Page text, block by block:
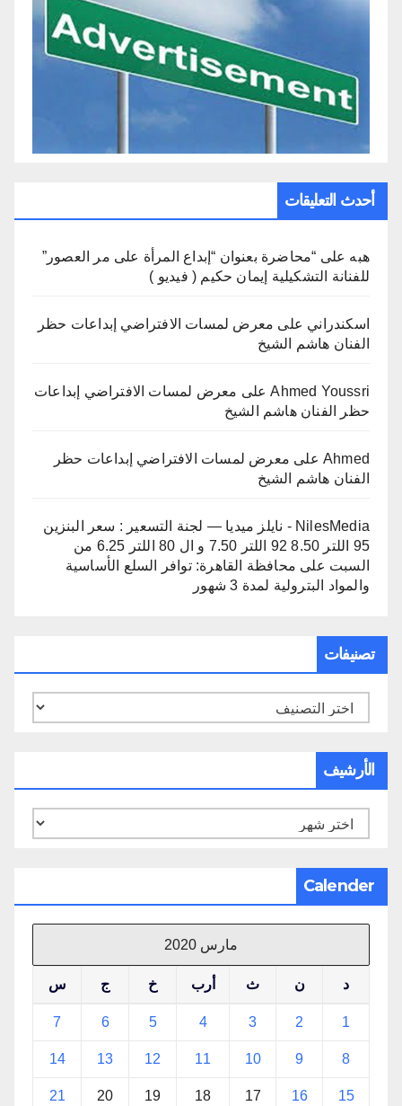
أحدث التعليقات
هبه على “محاضرة بعنوان “إبداع المرأة على مر العصور”
للفنانة التشكيلية إيمان حكيم ( فيديو )
اسكندراني على معرض لمسات الافتراضي إبداعات حظر
الفنان هاشم الشيخ
Ahmed Youssriعلى معرض لمسات الافتراضي إبداعات
حظر الفنان هاشم الشيخ
Ahmed على معرض لمسات الافتراضي إبداعات حظر
الفنان هاشم الشيخ
NilesMedia - نايلز ميديا — لجنة التسعير : سعر البنزين
95 اللتر 8.50 92 اللتر 7.50 و ال 80 اللتر 6.25 من
السبت على محافظة القاهرة: توافر السلع الأساسية
والمواد البترولية لمدة 3 شهور
تصنيفات
تصنيفات
الأرشيف
الأرشيف
Calender
مارس 2020
د ن ث أرب خ ج س
1
2
3
4
5
6
7
8
9
10
11
12
13
14
15
16
17
18
19
20
21